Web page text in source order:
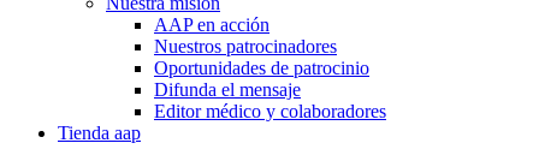
AAP en acción
Nuestros patrocinadores
Oportunidades de patrocinio
Difunda el mensaje
Editor médico y colaboradores
Tienda aap